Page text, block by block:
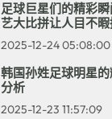
足球巨星们的精彩
艺大比拼让人目不
2025-12-24 05:08:00
韩国孙姓足球明星
分析
2025-12-23 11:57:09